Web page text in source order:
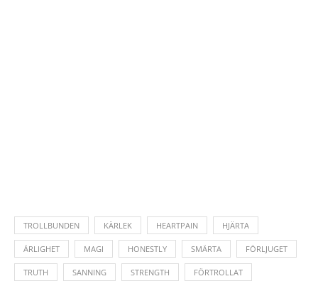
TROLLBUNDEN KÄRLEK HEARTPAIN HJÄRTA
ÄRLIGHET MAGI HONESTLY SMÄRTA FÖRLJUGET
TRUTH SANNING STRENGTH FÖRTROLLAT